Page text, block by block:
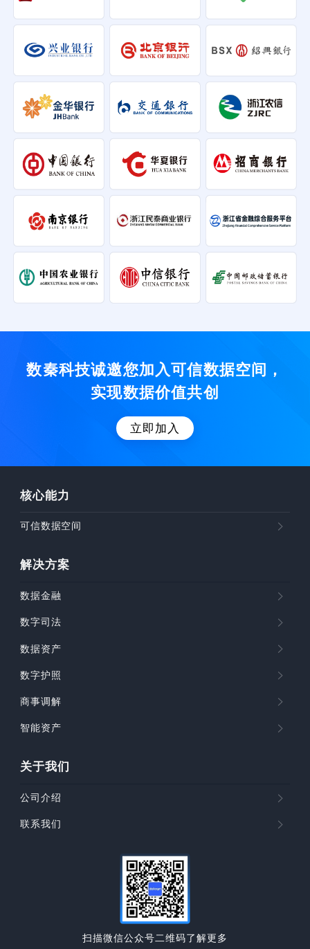
数秦科技诚邀您加入可信数据空间，
实现数据价值共创
立即加入
核心能力
可信数据空间
解决方案
数据金融
数字司法
数据资产
数字护照
商事调解
智能资产
关于我们
公司介绍
联系我们
扫描微信公众号二维码了解更多